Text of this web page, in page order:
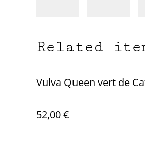
Related
Vulva Queen vert de
52,00 €